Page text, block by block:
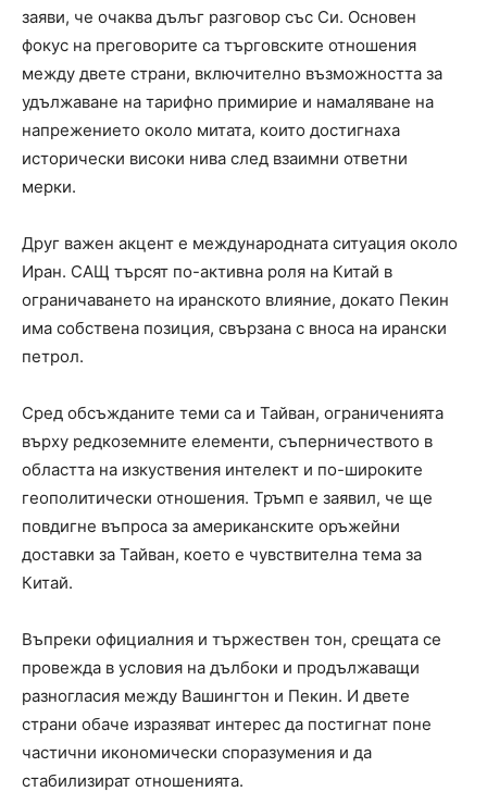
заяви, че очаква дълъг разговор със Си. Основен
фокус на преговорите са търговските отношения
между двете страни, включително възможността за
удължаване на тарифно примирие и намаляване на
напрежението около митата, които достигнаха
исторически високи нива след взаимни ответни
мерки.
Друг важен акцент е международната ситуация около
Иран. САЩ търсят по-активна роля на Китай в
ограничаването на иранското влияние, докато Пекин
има собствена позиция, свързана с вноса на ирански
петрол.
Сред обсъжданите теми са и Тайван, ограниченията
върху редкоземните елементи, съперничеството в
областта на изкуствения интелект и по-широките
геополитически отношения. Тръмп е заявил, че ще
повдигне въпроса за американските оръжейни
доставки за Тайван, което е чувствителна тема за
Китай.
Въпреки официалния и тържествен тон, срещата се
провежда в условия на дълбоки и продължаващи
разногласия между Вашингтон и Пекин. И двете
страни обаче изразяват интерес да постигнат поне
частични икономически споразумения и да
стабилизират отношенията.